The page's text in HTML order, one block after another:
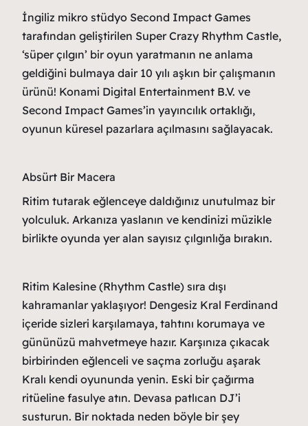
İngiliz mikro stüdyo Second Impact Games
tarafından geliştirilen Super Crazy Rhythm Castle,
‘süper çılgın’ bir oyun yaratmanın ne anlama
geldiğini bulmaya dair 10 yılı aşkın bir çalışmanın
ürünü! Konami Digital Entertainment B.V. ve
Second Impact Games’in yayıncılık ortaklığı,
oyunun küresel pazarlara açılmasını sağlayacak.
Absürt Bir Macera
Ritim tutarak eğlenceye daldığınız unutulmaz bir
yolculuk. Arkanıza yaslanın ve kendinizi müzikle
birlikte oyunda yer alan sayısız çılgınlığa bırakın.
Ritim Kalesine (Rhythm Castle) sıra dışı
kahramanlar yaklaşıyor! Dengesiz Kral Ferdinand
içeride sizleri karşılamaya, tahtını korumaya ve
gününüzü mahvetmeye hazır. Karşınıza çıkacak
birbirinden eğlenceli ve saçma zorluğu aşarak
Kralı kendi oyununda yenin. Eski bir çağırma
ritüeline fasulye atın. Devasa patlıcan DJ’i
susturun. Bir noktada neden böyle bir şey